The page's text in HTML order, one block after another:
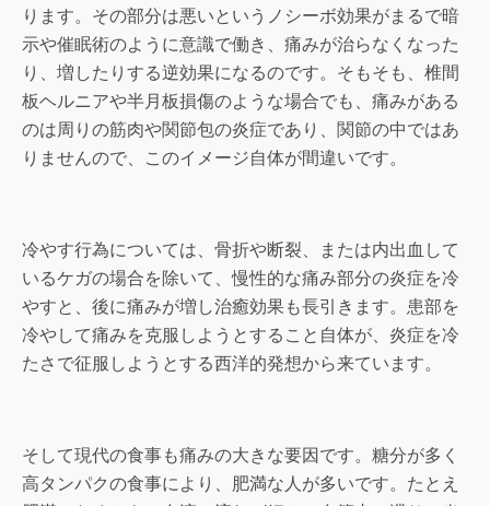
ります。その部分は悪いというノシーボ効果がまるで暗
示や催眠術のように意識で働き、痛みが治らなくなった
り、増したりする逆効果になるのです。そもそも、椎間
板ヘルニアや半月板損傷のような場合でも、痛みがある
のは周りの筋肉や関節包の炎症であり、関節の中ではあ
りませんので、このイメージ自体が間違いです。
冷やす行為については、骨折や断裂、または内出血して
いるケガの場合を除いて、慢性的な痛み部分の炎症を冷
やすと、後に痛みが増し治癒効果も長引きます。患部を
冷やして痛みを克服しようとすること自体が、炎症を冷
たさで征服しようとする西洋的発想から来ています。
そして現代の食事も痛みの大きな要因です。糖分が多く
高タンパクの食事により、肥満な人が多いです。たとえ